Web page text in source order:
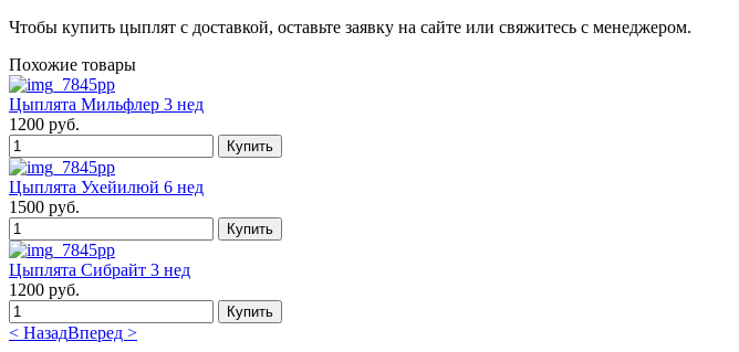
Чтобы купить цыплят с доставкой, оставьте заявку на сайте или свяжитесь с менеджером.
Похожие товары
Цыплята Мильфлер 3 нед
1200 руб.
Цыплята Ухейилюй 6 нед
1500 руб.
Цыплята Сибрайт 3 нед
1200 руб.
< НазадВперед >